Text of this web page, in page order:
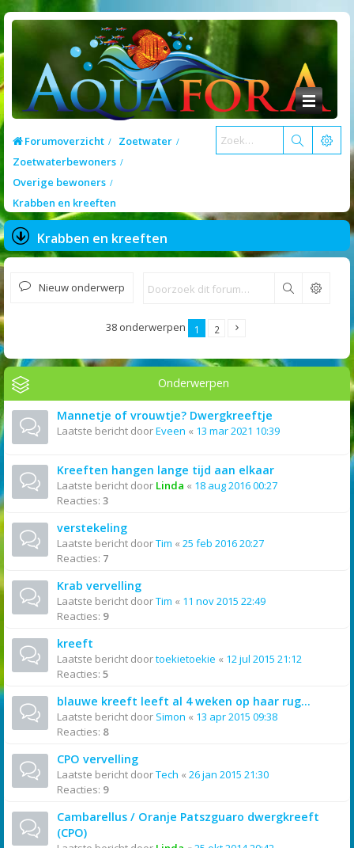
Forumoverzicht
Zoetwater
Zoetwaterbewoners
Overige bewoners
Krabben en kreeften
Krabben en kreeften
Nieuw onderwerp Zoek
38 onderwerpen 1 2
Onderwerpen
Mannetje of vrouwtje? Dwergkreeftje
Laatste bericht doorEveen « 13 mar 2021 10:39
Kreeften hangen lange tijd aan elkaar
Laatste bericht door Linda « 18 aug 2016 00:27
Reacties: 3
verstekeling
Laatste bericht doorTim « 25 feb 2016 20:27
Reacties: 7
Krab vervelling
Laatste bericht doorTim « 11 nov 2015 22:49
Reacties: 9
kreeft
Laatste bericht doortoekietoekie « 12 jul 2015 21:12
Reacties: 5
blauwe kreeft leeft al 4 weken op haar rug...
Laatste bericht door Simon « 13 apr 2015 09:38
Reacties: 8
CPO vervelling
Laatste bericht doorTech « 26 jan 2015 21:30
Reacties: 9
Cambarellus / Oranje Patszguaro dwergkreeft
(CPO)